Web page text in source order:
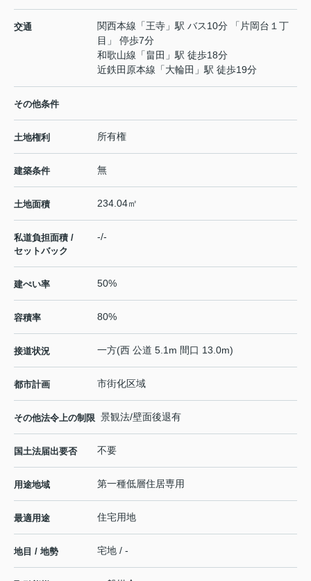
交通 関西本線 「王寺 」駅 バス10分 「片岡台１丁
目」 停歩7分
和歌山線 「畠田 」駅 徒歩18分
近鉄田原本線 「大輪田 」駅 徒歩19分
その他条件
土地権利 所有権
建築条件 無
土地面積 234.04㎡
私道負担面積 /
セットバック
-/-
建ぺい率 50%
容積率 80%
接道状況 一方(西 公道 5.1m 間口 13.0m)
都市計画 市街化区域
その他法令上の制限 景観法/壁面後退有
国土法届出要否 不要
用途地域 第一種低層住居専用
最適用途 住宅用地
地目 / 地勢 宅地 / -